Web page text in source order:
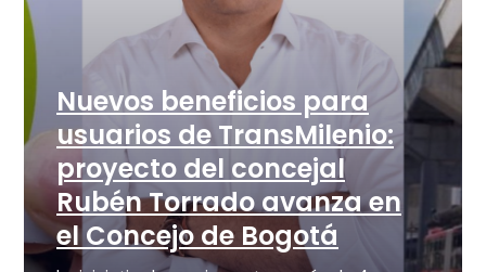
Nuevos beneficios para
usuarios de TransMilenio:
proyecto del concejal
Rubén Torrado avanza en
el Concejo de Bogotá